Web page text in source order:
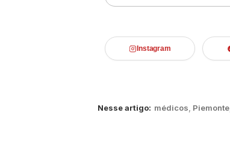
Instagram
Nesse artigo: médicos Piemonte